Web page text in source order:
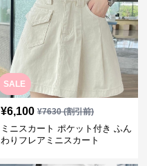
SALE
¥6,100 ¥7630(割引前)
ミニスカート ポケット付き ふん
わりフレアミニスカート